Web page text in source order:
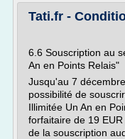
Tati.fr -
6.6 Souscription au
An en Points Relais"
Jusqu'au 7
possibilité de
Illimitée Un An en
forfaitaire de 19
de la souscription